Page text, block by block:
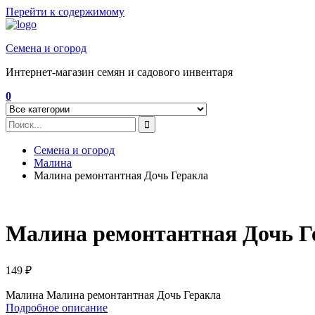
Перейти к содержимому
Семена и огород
Интернет-магазин семян и садового инвентаря
0
Семена и огород
Малина
Малина ремонтантная Дочь Геракла
Малина ремонтантная Дочь
149 ₽
Малина Малина ремонтантная Дочь Геракла
Подробное описание